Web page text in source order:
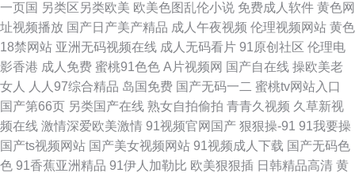
利精品网站
一页国 另类区另类欧美 欧美色图乱伦小说 免费成人软件 黄色网
址视频播放 国产日产美产精品 成人午夜视频 伦理视频网站 黄色
18禁网站 亚洲无码视频在线 成人无码看片 91原创社区 伦理电
影香港 成人免费 蜜桃91色色 A片视频网 国产自在线 操欧美老
女人
人人97综合精品 岛国免费 国产无码一二 蜜桃tv网站入口
国产第66页 另类国产在线 熟女自拍偷拍 青青久视频 久草新视
频在线 激情深爱欧美激情 91视频官网国产 狠狠操-91 91我要操
国产ts视频网站 国产美女视频网站 91视频成人下载 国产无码色
色 91香蕉亚洲精品 91伊人加勒比 欧美狠狠插 日韩精品高清 黄